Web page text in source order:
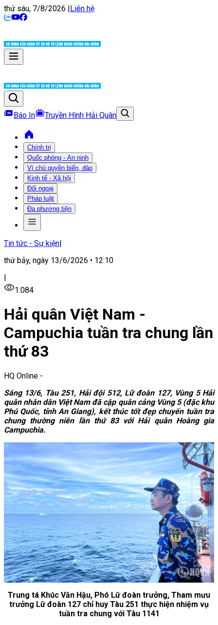
thứ sáu, 7/8/2026 |Liên hệ
Báo In Truyền Hình Hải Quân
Chính trị
Quốc phòng - An ninh
Vì chủ quyền biển, đảo
Kinh tế - Xã hội
Đối ngoại
Pháp luật
Đa phương tiện
Tin tức - Sự kiện|
thứ bảy, ngày 13/6/2026 • 12:10
|
1.084
Hải quân Việt Nam -
Campuchia tuần tra chung lần
thứ 83
HQ Online -
Sáng 13/6, Tàu 251, Hải đội 512, Lữ đoàn 127, Vùng 5 Hải
quân nhân dân Việt Nam đã cập quân cảng Vùng 5 (đặc khu
Phú Quốc, tỉnh An Giang), kết thúc tốt đẹp chuyến tuần tra
chung thường niên lần thứ 83 với Hải quân Hoàng gia
Campuchia.
Trung tá Khúc Văn Hậu, Phó Lữ đoàn trưởng, Tham mưu
trưởng Lữ đoàn 127 chỉ huy Tàu 251 thực hiện nhiệm vụ
tuần tra chung với Tàu 1141